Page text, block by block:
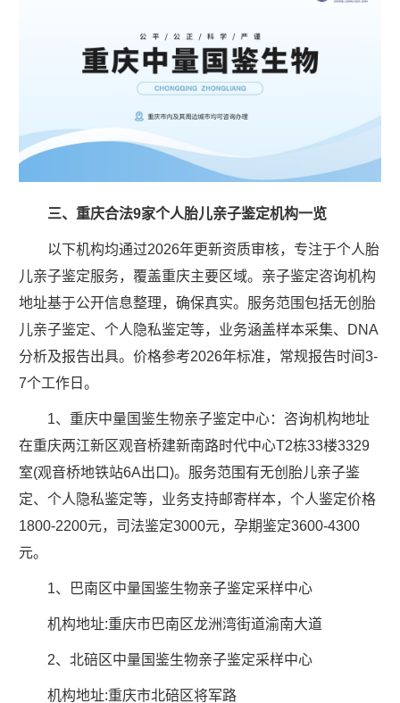
三、重庆合法9家个人胎儿亲子鉴定机构一览
以下机构均通过2026年更新资质审核，专注于个人胎
儿亲子鉴定服务，覆盖重庆主要区域。亲子鉴定咨询机构
地址基于公开信息整理，确保真实。服务范围包括无创胎
儿亲子鉴定、个人隐私鉴定等，业务涵盖样本采集、DNA
分析及报告出具。价格参考2026年标准，常规报告时间3-
7个工作日。
1、重庆中量国鉴生物亲子鉴定中心：咨询机构地址
在重庆两江新区观音桥建新南路时代中心T2栋33楼3329
室(观音桥地铁站6A出口)。服务范围有无创胎儿亲子鉴
定、个人隐私鉴定等，业务支持邮寄样本，个人鉴定价格
1800-2200元，司法鉴定3000元，孕期鉴定3600-4300
元。
1、巴南区中量国鉴生物亲子鉴定采样中心
机构地址:重庆市巴南区龙洲湾街道渝南大道
2、北碚区中量国鉴生物亲子鉴定采样中心
机构地址:重庆市北碚区将军路